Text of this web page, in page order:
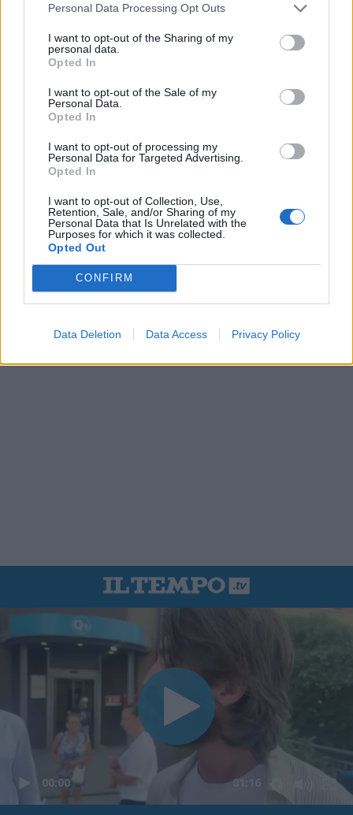
Personal Data Processing Opt Outs
I want to opt-out of the Sharing of my
personal data.
Opted In
I want to opt-out of the Sale of my
Personal Data.
Opted In
I want to opt-out of processing my
Personal Data for Targeted Advertising.
Opted In
I want to opt-out of Collection, Use,
Retention, Sale, and/or Sharing of my
Personal Data that Is Unrelated with the
Purposes for which it was collected.
Opted Out
CONFIRM
Data Deletion Data Access Privacy Policy
00:00 01:16